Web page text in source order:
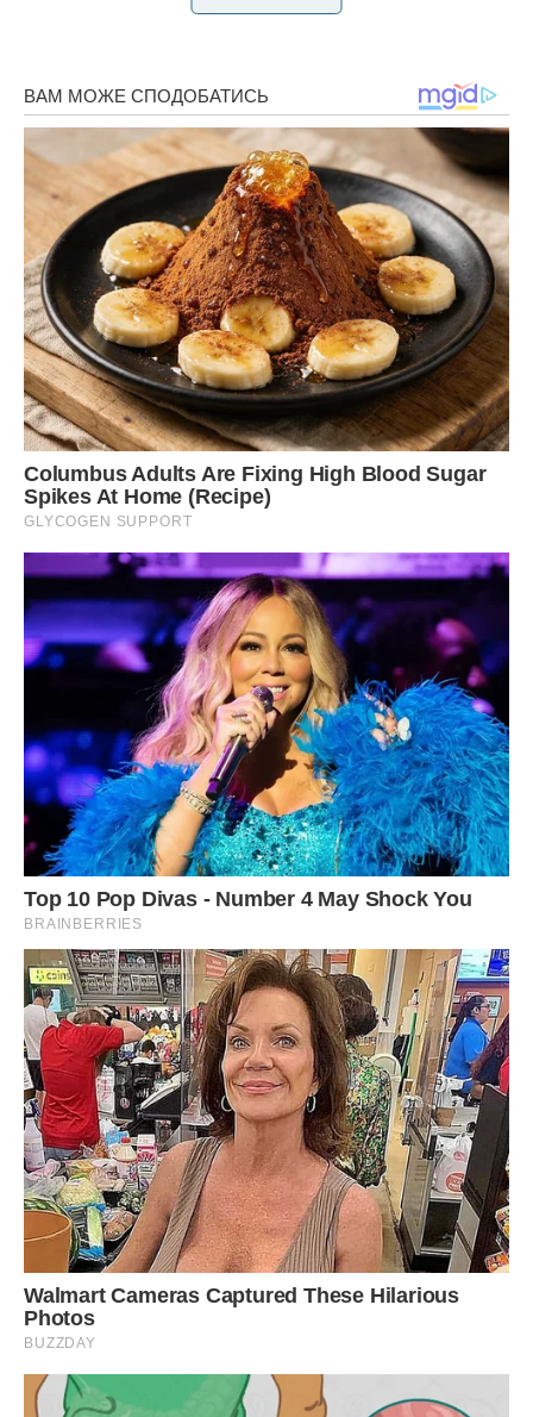
«Якщо ти прочитала і моя відповідь влаштувала тебе, то
відчини двері. Я купив твій улюблений хліб із кунжутом та
молоко. Чекаю, коли відчиниш двері»
Я побігла до дверей і відчинила їх. Ігор стояв там із хлібом
та молоком. Я обняла його і знала – він любить мене
найбільше на світі і ніхто не покохає мене так, як він.
Я вирішила залишити ту квітку на вершині гори.
Передрук без посилання на Ibilingua.com заборонено.
Фото ілюстративне, Ibilingua.com.
Сподобалася стаття? Поділіться з друзями на Facebook!